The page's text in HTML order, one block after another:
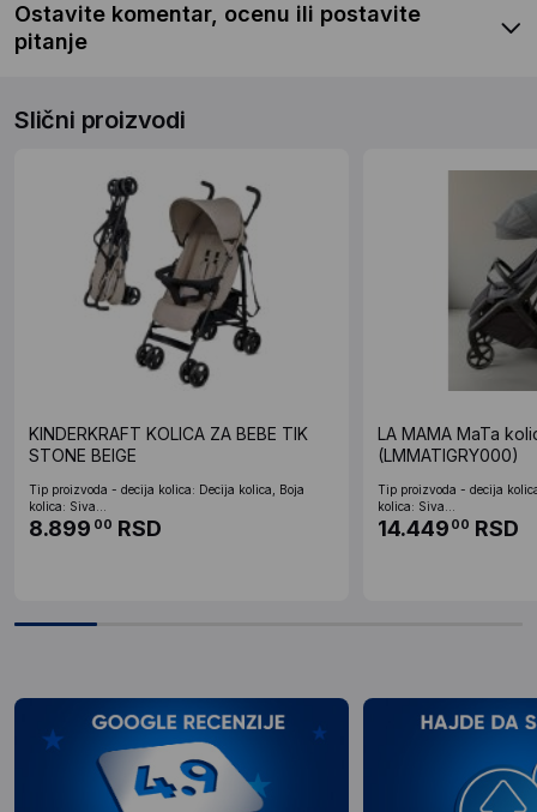
Ostavite komentar, ocenu ili postavite
pitanje
Slični proizvodi
KINDERKRAFT KOLICA ZA BEBE TIK
STONE BEIGE
Tip proizvoda - decija kolica: Decija kolica, Boja
kolica: Siva...
8.899 00 RSD
LA MAMA MaTa
(LMMATIGRY000)
Tip proizvoda - decija
kolica: Siva...
14.449 00 RSD